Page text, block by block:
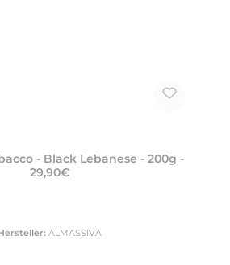
- Black Lebanese - 200g -
29,90€
ALMASSIVA